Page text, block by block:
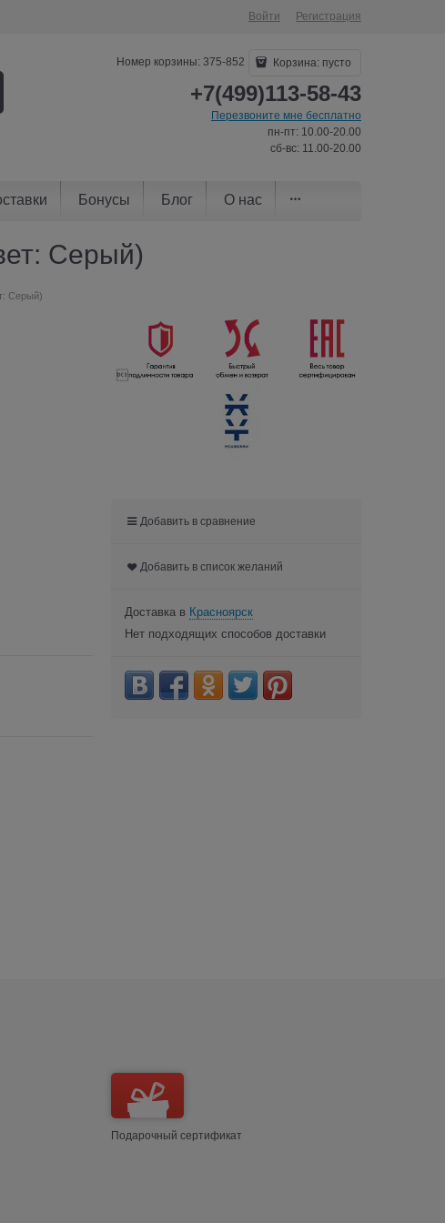
Войти Регистрация
Номер корзины: 375-852 Корзина: пусто
+7(499)113-58-43
Перезвоните мне бесплатно
пн-пт: 10.00-20.00
сб-вс: 11.00-20.00
Бонусы Блог О нас
Серый)
Серый)

Добавить в сравнение
Добавить в список желаний
Доставка в Красноярск
Нет подходящих способов доставки
Подарочный сертификат